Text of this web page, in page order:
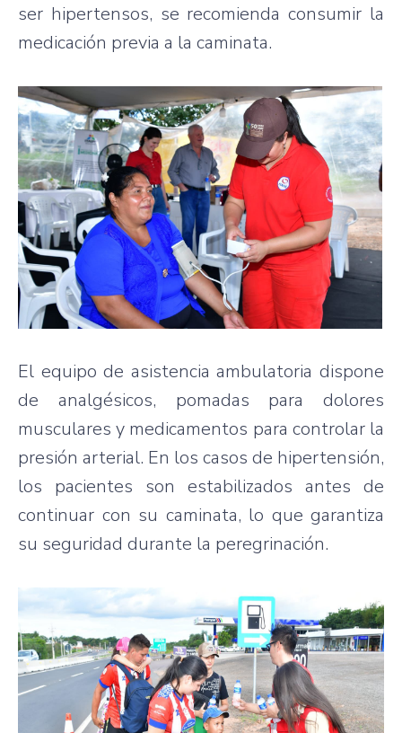
ser hipertensos, se recomienda consumir la
medicación previa a la caminata.
El equipo de asistencia ambulatoria dispone
de analgésicos, pomadas para dolores
musculares y medicamentos para controlar la
presión arterial. En los casos de hipertensión,
los pacientes son estabilizados antes de
continuar con su caminata, lo que garantiza
su seguridad durante la peregrinación.